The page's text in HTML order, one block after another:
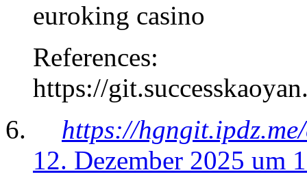
euroking casino
References:
https://
https://
12. Dezember 2025 um